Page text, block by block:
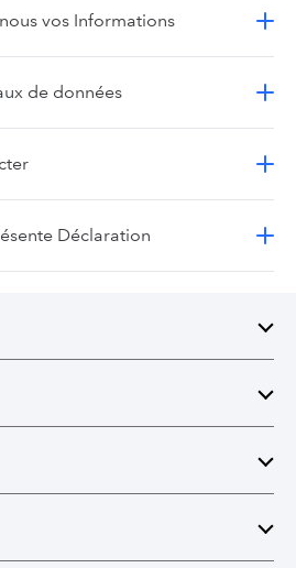
vos Informations
de données
Déclaration